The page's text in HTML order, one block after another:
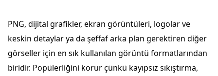
PNG, dijital grafikler, ekran görüntüleri, logolar ve
keskin detaylar ya da şeffaf arka plan gerektiren diğer
görseller için en sık kullanılan görüntü formatlarından
biridir. Popülerliğini korur çünkü kayıpsız sıkıştırma,